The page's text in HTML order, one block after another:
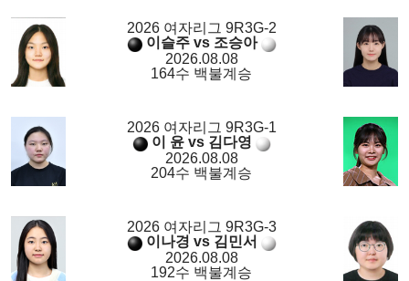
2026 여자리그 9R3G-2
이슬주 vs 조승아
2026.08.08
164수 백불계승
2026 여자리그 9R3G-1
이 윤 vs 김다영
2026.08.08
204수 백불계승
2026 여자리그 9R3G-3
이나경 vs 김민서
2026.08.08
192수 백불계승